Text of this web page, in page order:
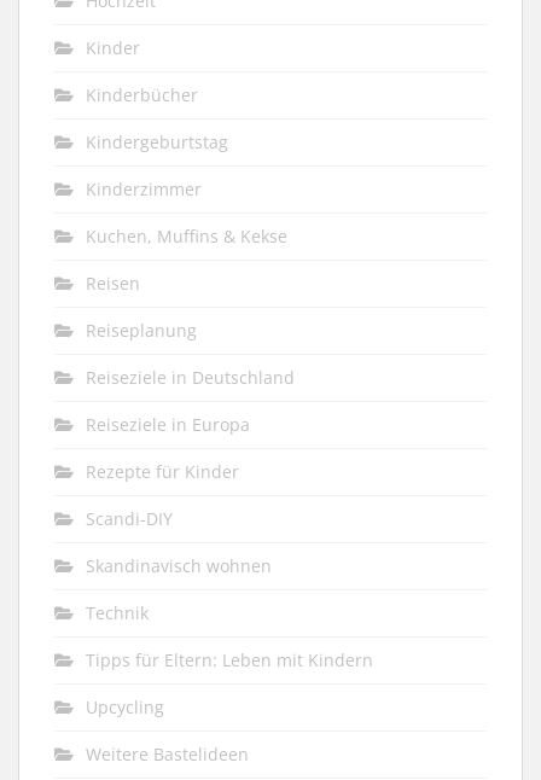
Kinder
Kinderbücher
Kindergeburtstag
Kinderzimmer
Kuchen, Muffins & Kekse
Reisen
Reiseplanung
Reiseziele in Deutschland
Reiseziele in Europa
Rezepte für Kinder
Scandi-DIY
Skandinavisch wohnen
Technik
Tipps für Eltern: Leben mit Kindern
Upcycling
Weitere Bastelideen